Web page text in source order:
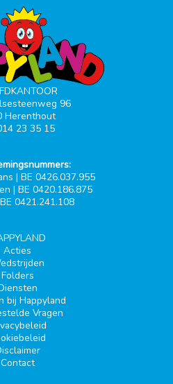
96
Herenthout
23 35 15
| BE 0426.037.955
| BE 0420.186.875
0421.241.108
Acties
Folders
bij Happyland
Vragen
Contact